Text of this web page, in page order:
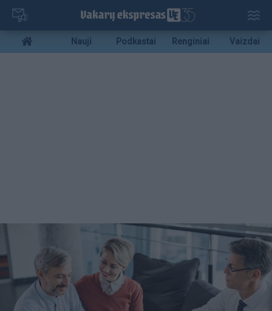
Pereiti
pagrindinį
turinį
Mobile
menu
Nauji Podkastai Renginiai Vaizdai